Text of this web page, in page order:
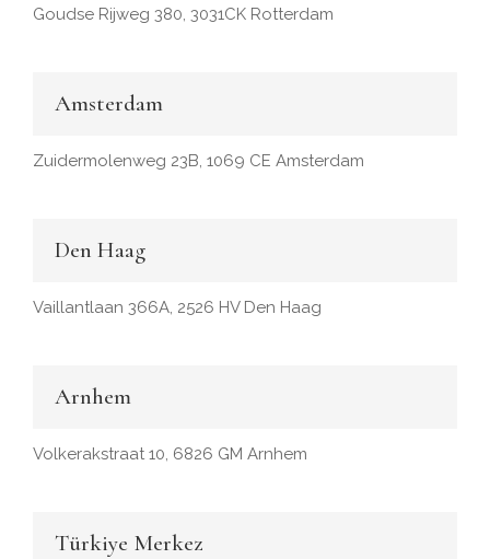
Goudse Rijweg 380, 3031CK Rotterdam
Amsterdam
Zuidermolenweg 23B, 1069 CE Amsterdam
Den Haag
Vaillantlaan 366A, 2526 HV Den Haag
Arnhem
Volkerakstraat 10, 6826 GM Arnhem
Türkiye Merkez